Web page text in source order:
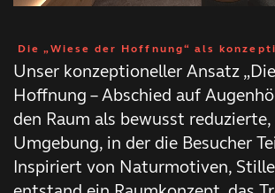
Die „Wiese der Hoffnung“ als
Unser konzeptioneller Ansatz
Hoffnung – Abschied auf
den Raum als bewusst
Umgebung, in der die Besucher
Inspiriert von Naturmotiven,